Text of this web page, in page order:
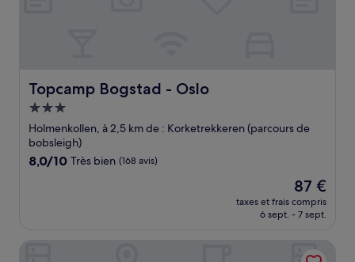
Topcamp Bogstad - Oslo
Topcamp Bogstad - Oslo
Hébergement
3.0 étoiles
Holmenkollen, à 2,5 km de : Korketrekkeren (parcours de
bobsleigh)
8.0
8,0/10 Très bien (168 avis)
Le
nouveau
prix
de
87 €
87 €
taxes et frais compris
6 sept. - 7 sept.